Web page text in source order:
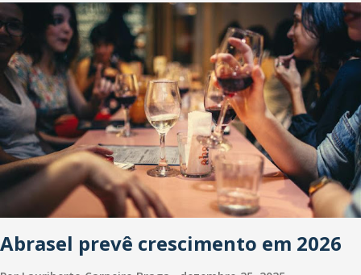
Abrasel prevê crescimento em 2026